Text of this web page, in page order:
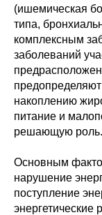
(ишемическая
типа,
комплексным
заболеваний
накоплению
питание и
решающую роль.
Основным
нарушение
поступление
энергетические